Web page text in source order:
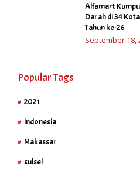
Alfamart
Darah di 34
Tahun ke-26
September 18,
Popular Tags
2021
indonesia
Makassar
sulsel